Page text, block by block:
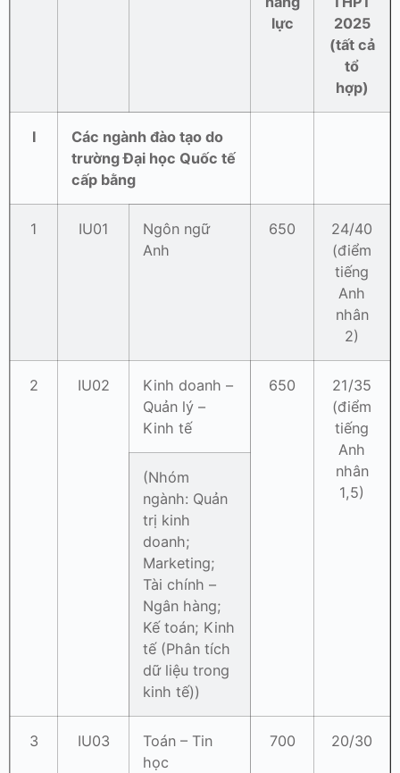
lực
2025
(tất cả
tổ
hợp)
I
Các ngành đào tạo do
trường Đại học Quốc tế
cấp bằng
1 IU01
Ngôn ngữ
Anh
650
24/40
(điểm
tiếng
Anh
nhân
2)
2 IU02
Kinh doanh –
Quản lý –
Kinh tế
650
21/35
(điểm
tiếng
Anh
nhân
1,5)
(Nhóm
ngành: Quản
trị kinh
doanh;
Marketing;
Tài chính –
Ngân hàng;
Kế toán; Kinh
tế (Phân tích
dữ liệu trong
kinh tế))
3 IU03
Toán – Tin
học
700 20/30